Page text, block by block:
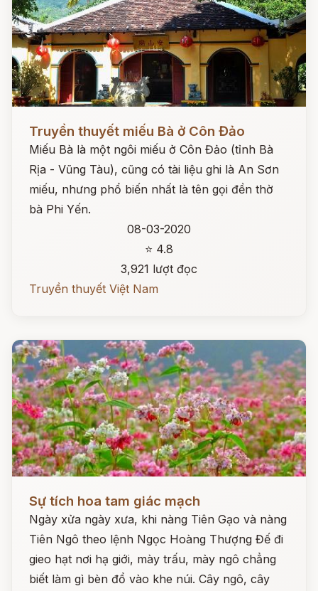
Đọc ngay
Truyền thuyết miếu Bà ở Côn Đảo
Miếu Bà là một ngôi miếu ở Côn Đảo (tỉnh Bà
Rịa - Vũng Tàu), cũng có tài liệu ghi là An Sơn
miếu, nhưng phổ biến nhất là tên gọi đền thờ
bà Phi Yến.
08-03-2020
⭐ 4.8
3,921 lượt đọc
Truyền thuyết Việt Nam
Sự tích hoa tam giác mạch
Ngày xửa ngày xưa, khi nàng Tiên Gạo và nàng
Tiên Ngô theo lệnh Ngọc Hoàng Thượng Đế đi
gieo hạt nơi hạ giới, mày trấu, mày ngô chẳng
biết làm gì bèn đổ vào khe núi. Cây ngô, cây